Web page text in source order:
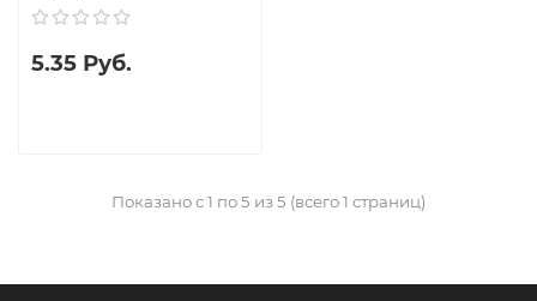
5.35 Руб.
Показано с 1 по 5 из 5 (всего 1 страниц)